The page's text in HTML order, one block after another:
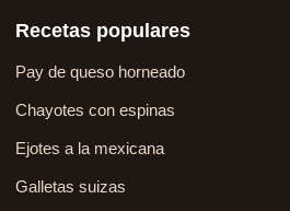
Recetas populares
Pay de queso horneado
Chayotes con espinas
Ejotes a la mexicana
Galletas suizas